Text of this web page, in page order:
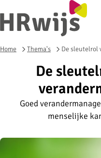
Home Thema's De sleutelrol
De
Goed
menselijke